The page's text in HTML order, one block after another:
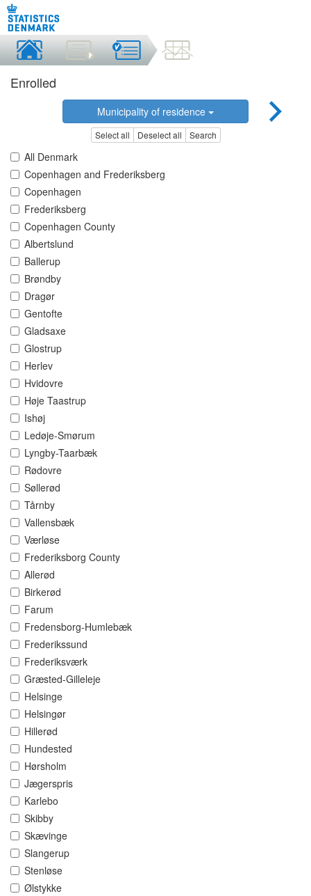
Enrolled
Municipality of residence
Select all Deselect all Search
All Denmark
Copenhagen and Frederiksberg
Copenhagen
Frederiksberg
Copenhagen County
Albertslund
Ballerup
Brøndby
Dragør
Gentofte
Gladsaxe
Glostrup
Herlev
Hvidovre
Høje Taastrup
Ishøj
Ledøje-Smørum
Lyngby-Taarbæk
Rødovre
Søllerød
Tårnby
Vallensbæk
Værløse
Frederiksborg County
Allerød
Birkerød
Farum
Fredensborg-Humlebæk
Frederikssund
Frederiksværk
Græsted-Gilleleje
Helsinge
Helsingør
Hillerød
Hundested
Hørsholm
Jægerspris
Karlebo
Skibby
Skævinge
Slangerup
Stenløse
Ølstykke